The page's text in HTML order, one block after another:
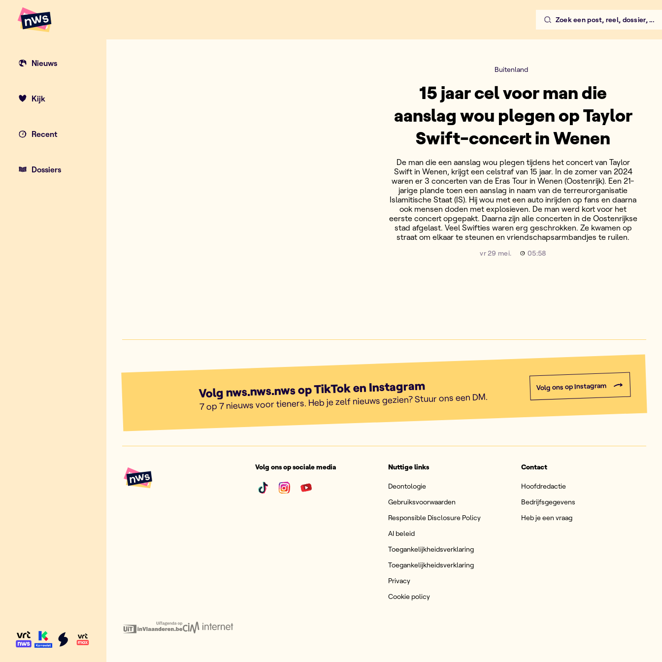
Zoek een post, reel, dossier, ...
Nieuws
Kijk
Recent
Dossiers
Buitenland
15 jaar cel voor man die
aanslag wou plegen op Taylor
Swift-concert in Wenen
De man die een aanslag wou plegen tijdens het concert van Taylor
Swift in Wenen, krijgt een celstraf van 15 jaar. In de zomer van 2024
waren er 3 concerten van de Eras Tour in Wenen (Oostenrijk). Een 21-
jarige plande toen een aanslag in naam van de terreurorganisatie
Islamitische Staat (IS). Hij wou met een auto inrijden op fans en daarna
ook mensen doden met explosieven. De man werd kort voor het
eerste concert opgepakt. Daarna zijn alle concerten in de Oostenrijkse
stad afgelast. Veel Swifties waren erg geschrokken. Ze kwamen op
straat om elkaar te steunen en vriendschapsarmbandjes te ruilen.
vr 29 mei. 05:58
Volg nws.nws.nws op TikTok en Instagram
7 op 7 nieuws voor tieners. Heb je zelf nieuws gezien? Stuur ons een DM.
Volg ons op Instagram
Volg ons op sociale media Nuttige links
Deontologie
Gebruiksvoorwaarden
Responsible Disclosure Policy
AI beleid
Toegankelijkheidsverklaring
Toegankelijkheidsverklaring
Privacy
Cookie policy
Contact
Hoofdredactie
Bedrijfsgegevens
Heb je een vraag